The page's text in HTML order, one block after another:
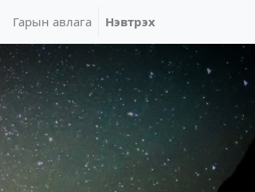
Гарын авлага Нэвтрэх